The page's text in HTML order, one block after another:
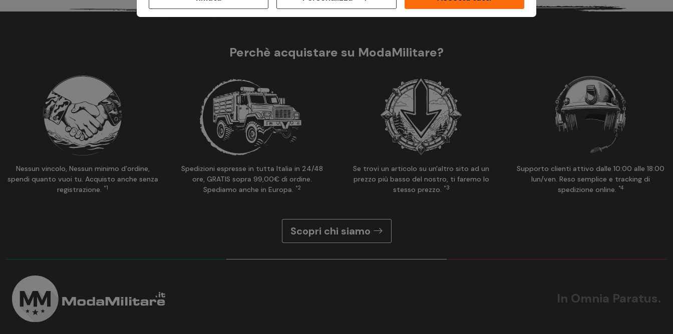
Perchè acquistare su ModaMilitare?
Nessun vincolo, Nessun minimo d’ordine,
spendi quanto vuoi tu. Acquisto anche senza
registrazione. *1
Spedizioni espresse in tutta Italia in 24/48
ore, GRATIS sopra 99,00€ di ordine.
Spediamo anche in Europa. *2
Se trovi un articolo su un'altro sito ad un
prezzo più basso del nostro, ti faremo lo
stesso prezzo. *3
Supporto clienti attivo dalle 10:00 alle 18:00
lun/ven. Reso semplice e tracking di
spedizione online. *4
Scopri chi siamo
In Omnia Paratus.